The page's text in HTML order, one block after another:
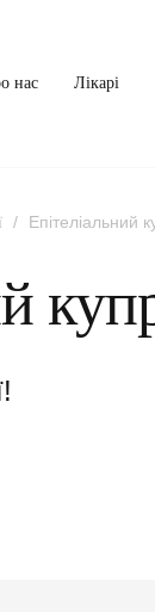
нас Лікарі
/ Епітеліальний